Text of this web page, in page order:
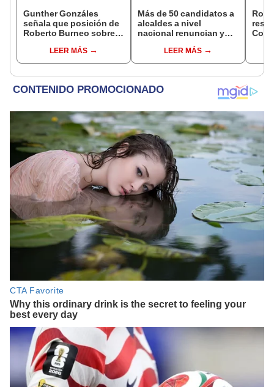
Gunther Gonzáles
señala que posición de
Roberto Burneo sobre
Aliaga no representan al
JNE
LEER MÁS
Más de 50 candidatos a
alcaldes a nivel
nacional renuncian y
encubiertaLEER MÁS